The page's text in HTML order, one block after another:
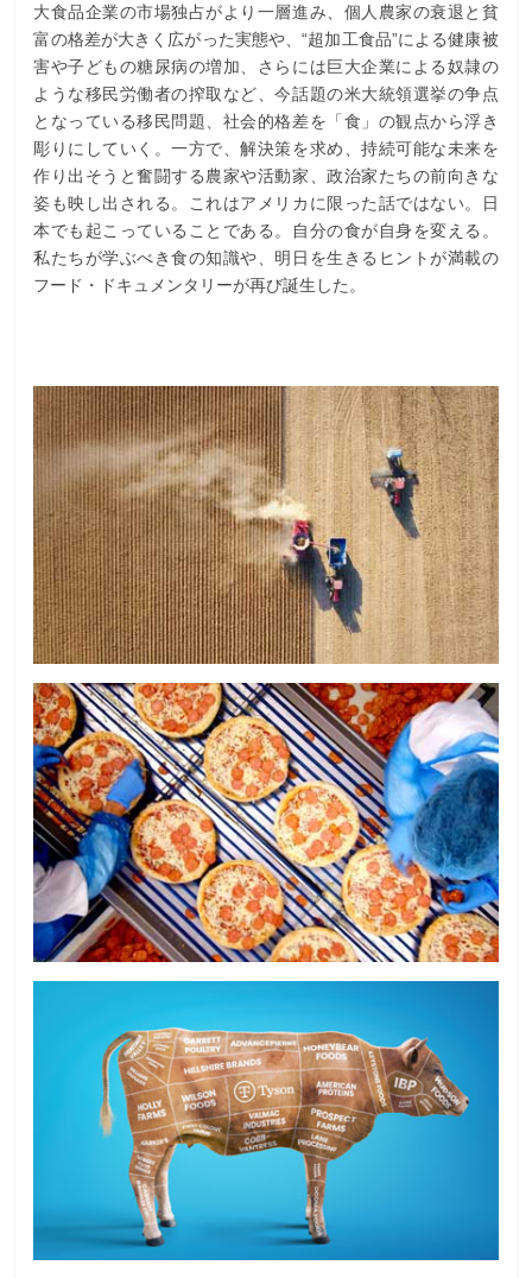
大食品企業の市場独占がより一層進み、個人農家の衰退と貧
富の格差が大きく広がった実態や、“超加工食品”による健康被
害や子どもの糖尿病の増加、さらには巨大企業による奴隷の
ような移民労働者の搾取など、今話題の米大統領選挙の争点
となっている移民問題、社会的格差を「食」の観点から浮き
彫りにしていく。一方で、解決策を求め、持続可能な未来を
作り出そうと奮闘する農家や活動家、政治家たちの前向きな
姿も映し出される。これはアメリカに限った話ではない。日
本でも起こっていることである。自分の食が自身を変える。
私たちが学ぶべき食の知識や、明日を生きるヒントが満載の
フード・ドキュメンタリーが再び誕生した。